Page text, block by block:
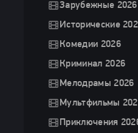
Зарубежные 2026
Исторические
Комедии 2026
Криминал 2026
Мелодрамы 2026
Мультфильмы
Приключения